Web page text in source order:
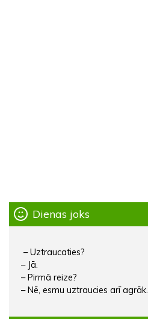
Dienas joks
– Uztraucaties?
– Jā.
– Pirmā reize?
– Nē, esmu uztraucies arī agrāk.